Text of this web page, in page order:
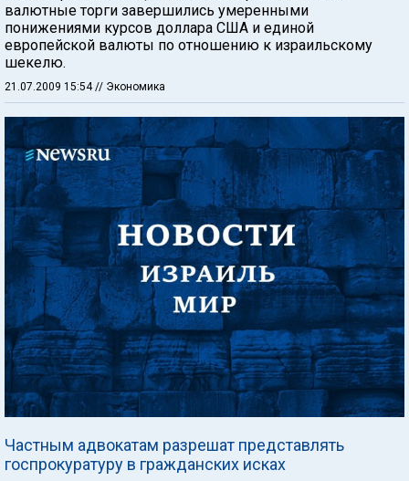
валютные торги завершились умеренными
понижениями курсов доллара США и единой
европейской валюты по отношению к израильскому
шекелю.
21.07.2009 15:54// Экономика
Частным адвокатам разрешат представлять
госпрокуратуру в гражданских исках